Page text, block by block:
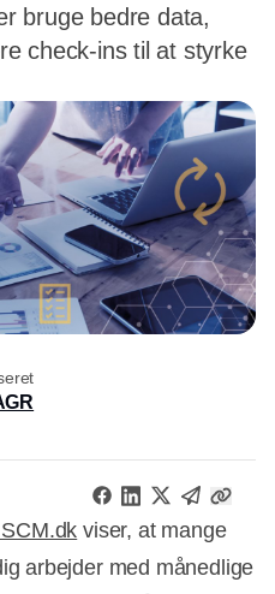
bruge bedre data,
check-ins til at styrke
viser, at mange
arbejder med månedlige